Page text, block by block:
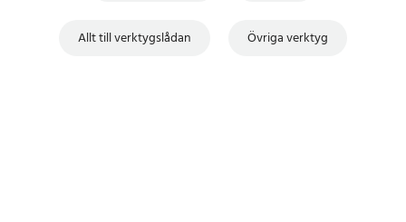
Allt till verktygslådan Övriga verktyg